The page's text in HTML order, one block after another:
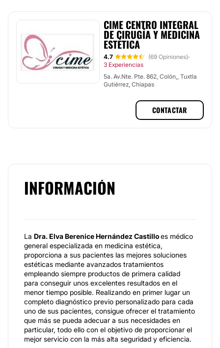
CIME CENTRO INTEGRAL
DE CIRUGÍA Y MEDICINA
ESTÉTICA
4.7 (69 Opiniones)·
3 Experiencias
5a. Av.Nte. Pte. 862, Colón,, Tuxtla
Gutiérrez, Chiapas
CONTACTAR
INFORMACIÓN
La Dra. Elva Berenice Hernández Castilloes médico
general especializada en medicina estética,
proporciona a sus pacientes las mejores soluciones
estéticas mediante avanzados tratamientos
empleando siempre productos de primera calidad
para conseguir unos excelentes resultados en el
menor tiempo posible. Realizando en primer lugar un
completo diagnóstico previo personalizado para cada
uno de sus pacientes, consigue ofrecer el tratamiento
que más se pueda adecuar a sus necesidades en
particular, todo ello con el objetivo de proporcionar el
mejor servicio con la más alta seguridad y eficiencia.